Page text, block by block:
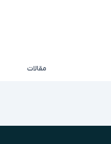
مقالات